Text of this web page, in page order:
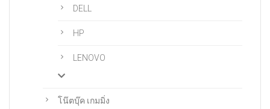
DELL
HP
LENOVO
โน๊ตบุ๊ค เกมมิ่ง